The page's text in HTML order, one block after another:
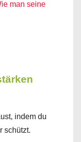
indem du
schützt.